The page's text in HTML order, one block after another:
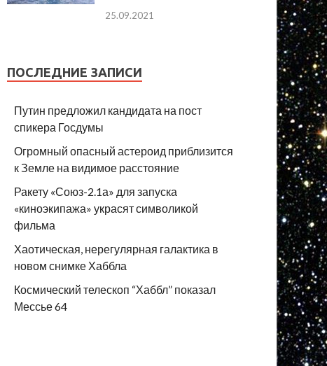
25.09.2021
ПОСЛЕДНИЕ ЗАПИСИ
Путин предложил кандидата на пост
спикера Госдумы
Огромный опасный астероид приблизится
к Земле на видимое расстояние
Ракету «Союз-2.1а» для запуска
«киноэкипажа» украсят символикой
фильма
Хаотическая, нерегулярная галактика в
новом снимке Хаббла
Космический телескоп “Хаббл” показал
Мессье 64